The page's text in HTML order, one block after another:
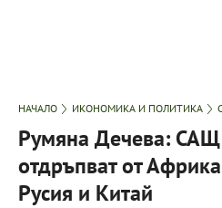
НАЧАЛО ИКОНОМИКА И ПОЛИТИКА
Румяна Дечева: САЩ
отдръпват от
Русия и Китай